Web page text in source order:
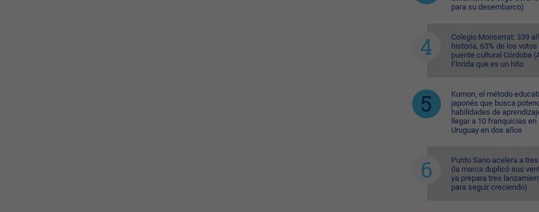
para su desembarco)
Colegio Monserrat: 339
historia, 63% de los votos
puente cultural Córdoba
Florida que es un hito
Kumon, el método
japonés que busca
habilidades de
llegar a 10 franquicias en
Uruguay en dos años
Punto Sano acelera a
(la marca duplicó sus
ya prepara tres
para seguir creciendo)